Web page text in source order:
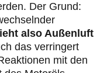
Der Grund:
also Außenluft
das verringert
mit den